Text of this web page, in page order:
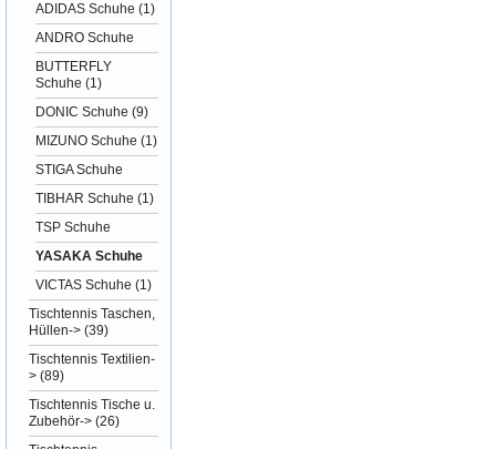
ADIDAS Schuhe (1)
ANDRO Schuhe
BUTTERFLY
Schuhe (1)
DONIC Schuhe (9)
MIZUNO Schuhe (1)
STIGA Schuhe
TIBHAR Schuhe (1)
TSP Schuhe
YASAKA Schuhe
VICTAS Schuhe (1)
Tischtennis Taschen,
Hüllen-> (39)
Tischtennis Textilien-
> (89)
Tischtennis Tische u.
Zubehör-> (26)